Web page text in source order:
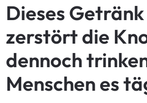
Dieses Getränk
zerstört die
dennoch
Menschen es